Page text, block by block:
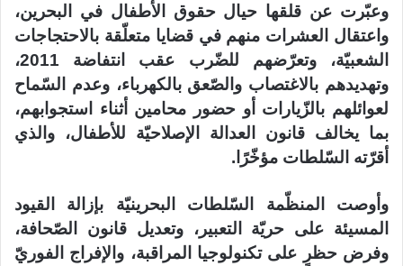
وعبّرت عن قلقها حيال حقوق الأطفال في البحرين،
واعتقال العشرات منهم في قضايا متعلّقة بالاحتجاجات
الشعبيّة، وتعرّضهم للضّرب عقب انتفاضة 2011،
وتهديدهم بالاغتصاب والصّعق بالكهرباء، وعدم السّماح
لعوائلهم بالزّيارات أو حضور محامين أثناء استجوابهم،
بما يخالف قانون العدالة الإصلاحيّة للأطفال، والذي
أقرّته السّلطات مؤخّرًا.
وأوصت المنظّمة السّلطات البحرينيّة بإزالة القيود
المسيئة على حريّة التعبير، وتعديل قانون الصّحافة،
وفرض حظرٍ على تكنولوجيا المراقبة، والإفراج الفوريّ